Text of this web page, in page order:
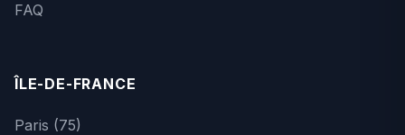
FAQ
ÎLE-DE-FRANCE
Paris (75)